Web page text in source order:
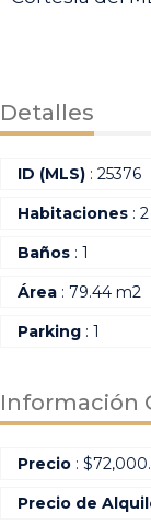
Detalles
ID (MLS) : 25376
Habitaciones : 2
Baños : 1
Área : 79.44 m2
Parking : 1
Información
Precio : $
Precio de